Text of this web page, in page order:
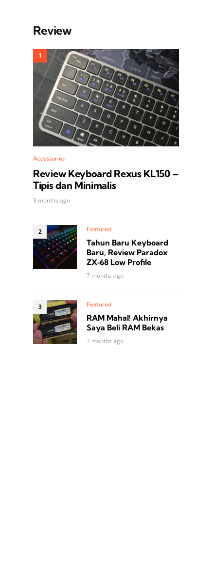
Review
Accessories
Review Keyboard Rexus KL150 –
Tipis dan Minimalis
3 months ago
Featured
Tahun Baru Keyboard
Baru, Review Paradox
ZX‑68 Low Profile
7 months ago
Featured
RAM Mahal! Akhirnya
Saya Beli RAM Bekas
7 months ago